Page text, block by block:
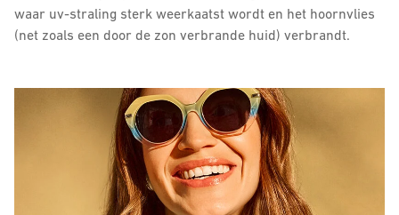
waar uv-straling sterk weerkaatst wordt en het hoornvlies
(net zoals een door de zon verbrande huid) verbrandt.